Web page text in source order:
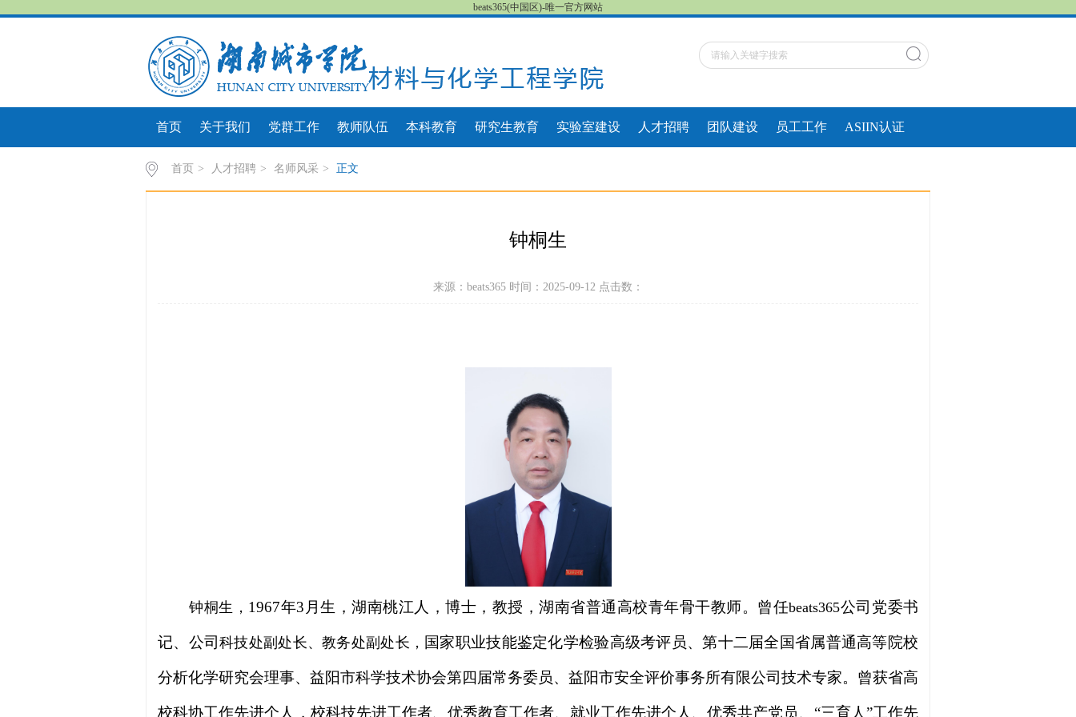
beats365(中国区)-唯一官方网站
首页 关于我们 党群工作 教师队伍 本科教育 研究生教育 实验室建设 人才招聘 团队建设 员工工作 ASIIN认证
首页 > 人才招聘 > 名师风采 > 正文
钟桐生
来源：beats365 时间：2025-09-12 点击数：
钟桐生 ， 1967年3 月生，湖南桃江人，博士，教授，湖南省普通高校青年骨干教师。曾任beats365公司党委书
记、公司科技处副处长、教务处副处长， 国家职业技能鉴定化学检验高级考评员、第十二届全国省属普通高等院校
分析化学研究会理事、益阳市科学技术协会第四届常务委员、益阳市安全评价事务所有限公司技术专家。曾获省高
校科协工作先进个人，校科技先进工作者、优秀教育工作者、就业工作先进个人、优秀共产党员、“三育人”工作先